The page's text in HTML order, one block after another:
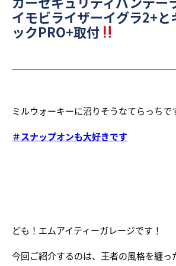
イモビライザーイグラ2+と
ックPRO+取付
ミルウォーキーに沼りそうなてらっちで
＃スナップオンも大好きです
ども！エムアイティーガレージです！
今回ご紹介するのは、王者の風格を纏っ